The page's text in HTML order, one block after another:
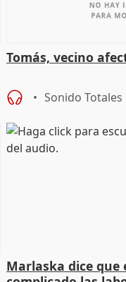
Tomás, vecino
Sonido Totales
Marlaska dice que